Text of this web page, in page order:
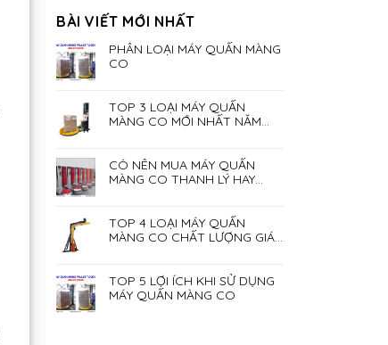
BÀI VIẾT MỚI NHẤT
PHÂN LOẠI MÁY QUẤN MÀNG
CO
TOP 3 LOẠI MÁY QUẤN
MÀNG CO MỚI NHẤT NĂM
CÓ NÊN MUA MÁY QUẤN
MÀNG CO THANH LÝ HAY
TOP 4 LOẠI MÁY QUẤN
MÀNG CO CHẤT LƯỢNG GIÁ
TOP 5 LỢI ÍCH KHI SỬ DỤNG
MÁY QUẤN MÀNG CO